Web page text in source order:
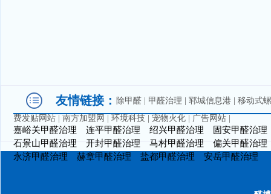
友情链接： 除甲醛 甲醛治理 郓城信息港
移动式
费发贴网站
南方加盟网 环境科技 宠物火化 广告网站
嘉峪关甲醛治理 连平甲醛治理 绍兴甲醛治理
固安甲醛治理
石景山甲醛治理
开封甲醛治理 马村甲醛治理
偏关甲醛治理
永济甲醛治理
赫章甲醛治理 盐都甲醛治理 安岳甲醛治理